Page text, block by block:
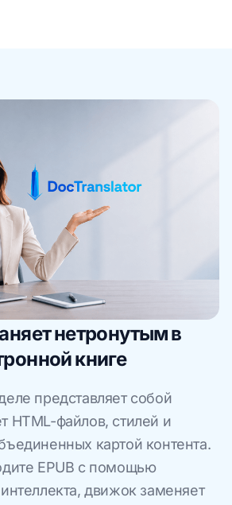
нетронутым в
книге
представляет собой
HTML-файлов, стилей и
картой контента.
EPUB с помощью
движок заменяет